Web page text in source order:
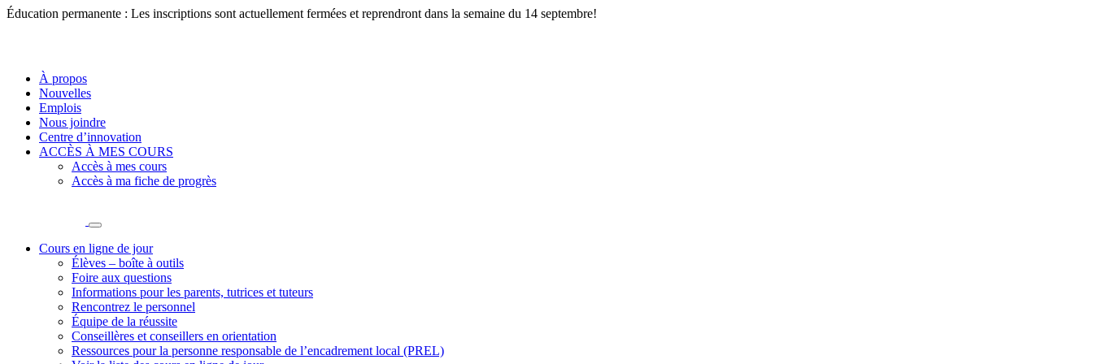
Éducation permanente : Les inscriptions sont actuellement fermées et reprendront dans la semaine du 14 septembre!
À propos
Nouvelles
Emplois
Nous joindre
Centre d’innovation
ACCÈS À MES COURS
Accès à mes cours
Accès à ma fiche de progrès
Cours en ligne de jour
Élèves – boîte à outils
Foire aux questions
Informations pour les parents, tutrices et tuteurs
Rencontrez le personnel
Équipe de la réussite
Conseillères et conseillers en orientation
Ressources pour la personne responsable de l’encadrement local (PREL)